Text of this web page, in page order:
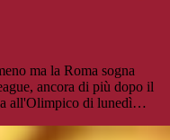
ma la Roma sogna
ancora di più dopo il
all'Olimpico di lunedì…